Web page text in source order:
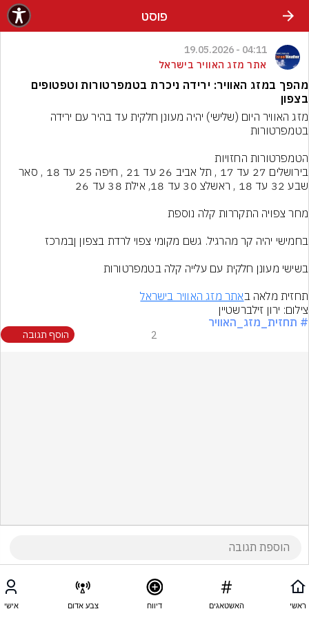
פוסט
04:11 - 19.05.2026
אתר מזג האוויר בישראל
מהפך במזג האוויר: ירידה ניכרת בטמפרטורות וטפטופים
בצפון
הטמפרטורות החזויות
בירושלים 27 עד 17 , תל אביב 26 עד 21 , חיפה 25 עד 18 , סאר
תחזית מלאה באתר מזג האוויר בישראל
צילום: ירון זילברשטיין
# תחזית_מזג_האוויר
2 הוסף תגובה
ראשי האשטאגים דיווח צבע אדום אישי